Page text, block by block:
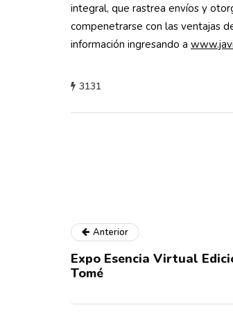
integral, que rastrea envíos y
compenetrarse con las ventajas
información ingresando a
3131
Anterior
Expo Esencia Virtual
Tomé